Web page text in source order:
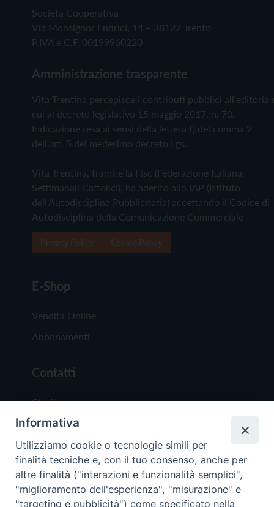
Società Cooperativa
Via Monsignor Endrici, 14 – 38122 Trento
P.IVA e C.F. 00199960220
Amministrazione trasparente
Vita Trentina percepisce i contributi pubblici all'editoria
cui al decreto legislativo 15 maggio 2017, n. 70.
Indicazione resa ai sensi della lettera f) del comma 2
dell'art. 5 del medesimo decreto Lgs.
Vita Trentina, tramite la Fisc (Federazione Italiana
Settimanali Cattolici), ha aderito allo IAP (Istituto
dell'Autodisciplina Pubblicitaria) accettando il Codice di
Autodisciplina della Comunicazione Commerciale
E-Shop
Vendita Online
Abbonamenti
Contatti
Chi Siamo
Redazione
Scrivici
Informativa
Utilizziamo cookie o tecnologie simili per
finalità tecniche e, con il tuo consenso, anche per
altre finalità ("interazioni e funzionalità semplici",
"miglioramento dell'esperienza", "misurazione" e
"targeting e pubblicità") come specificato nella